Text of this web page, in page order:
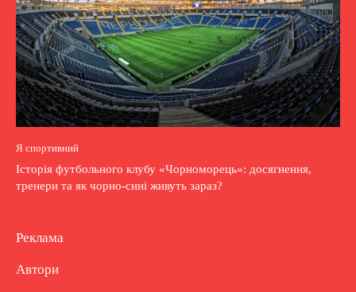
Я спортивний
Історія футбольного клубу «Чорноморець»: досягнення,
тренери та як чорно-сині живуть зараз?
Реклама
Автори